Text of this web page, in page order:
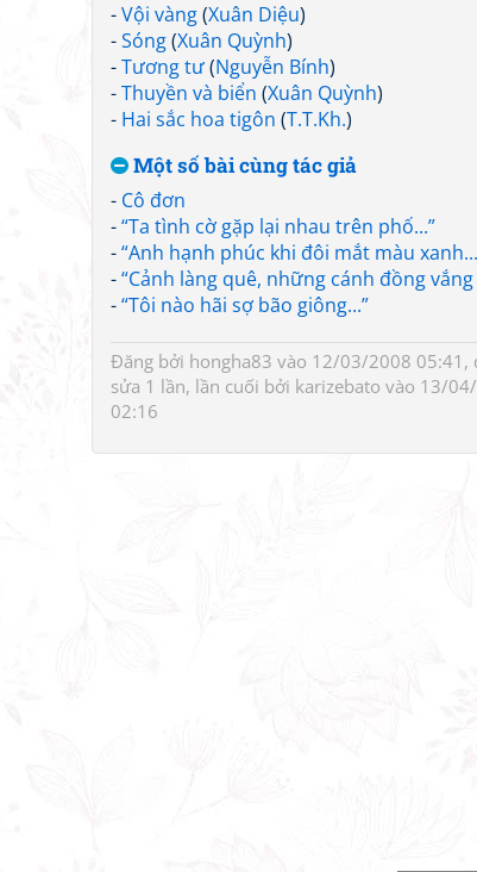
-Vội vàng(Xuân Diệu)
-Sóng(Xuân Quỳnh)
-Tương tư(Nguyễn Bính)
-Thuyền và biển (Xuân Quỳnh)
- Hai sắc hoa tigôn (T.T.Kh.)
Một số bài cùng tác giả
- Cô đơn
-“Ta tình cờ gặp lại nhau trên phố...”
-“Anh hạnh phúc khi đôi mắt màu
-“Cảnh làng quê, những cánh đồng vắng
-“Tôi nào hãi sợ bão giông...”
Đăng bởi hongha83 vào 12/03/2008 05:41,
sửa 1 lần, lần cuối bởi karizebato vào 13/
02:16